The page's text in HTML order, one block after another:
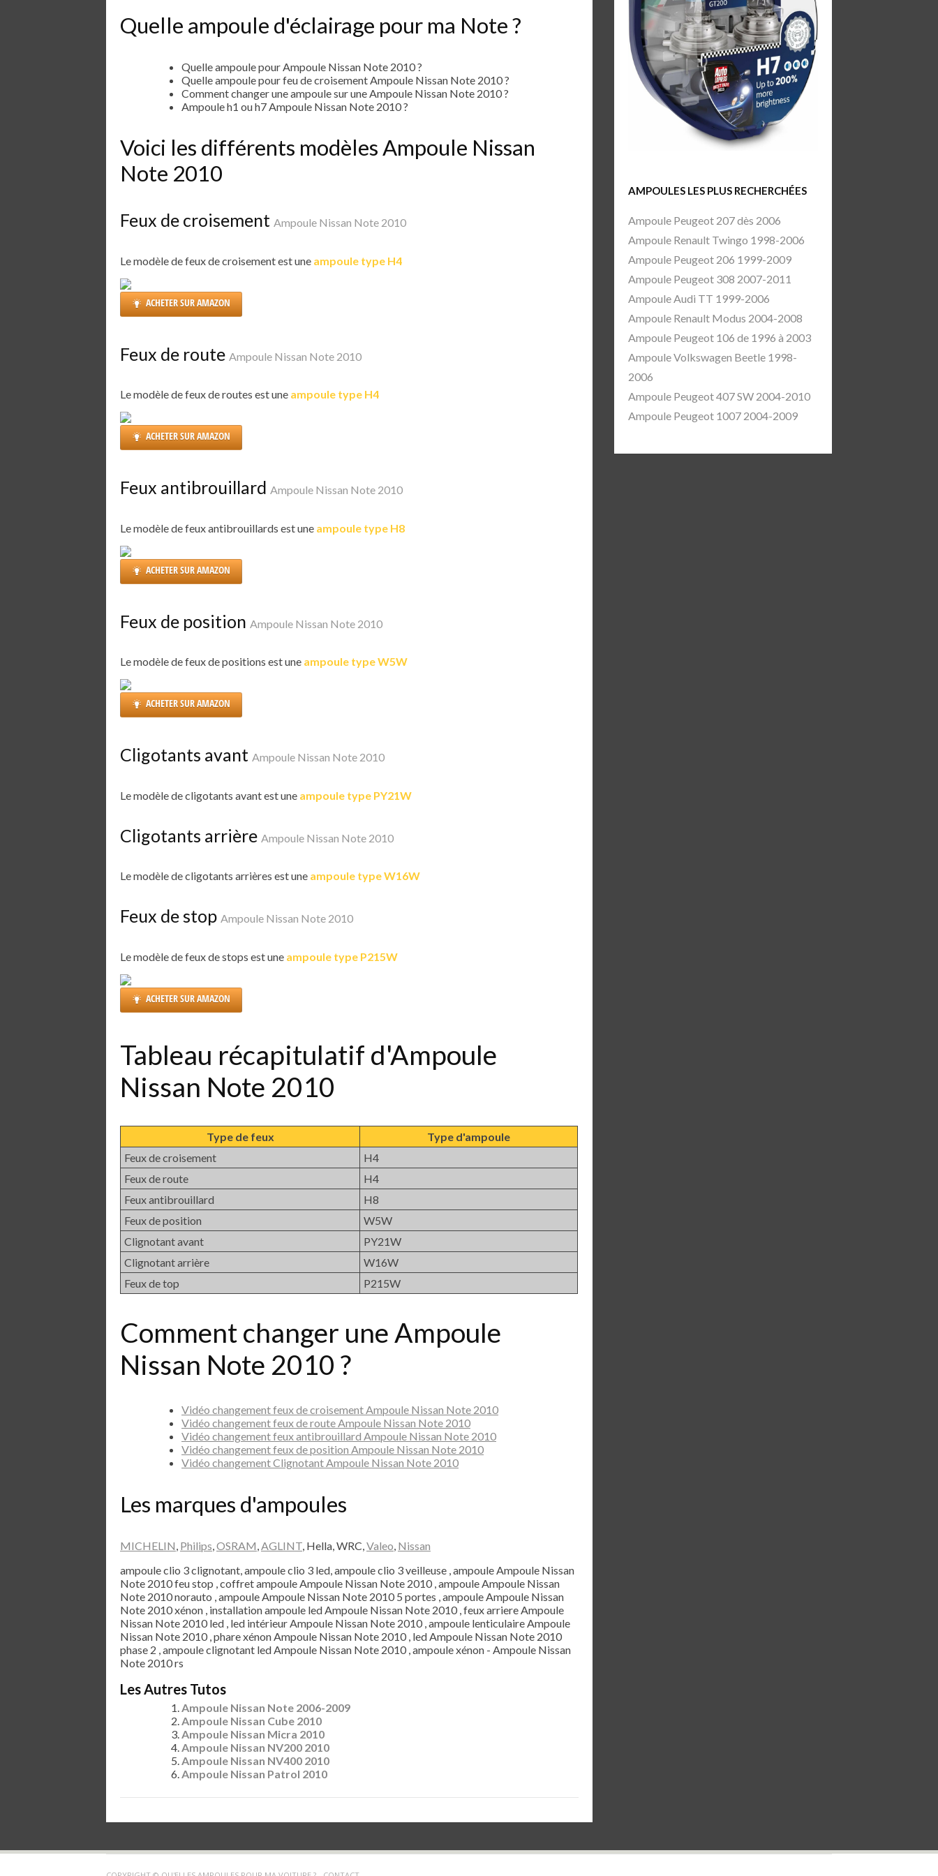
Quelle ampoule d'éclairage pour ma Note ?
Quelle ampoule pour Ampoule Nissan Note 2010 ?
Quelle ampoule pour feu de croisement Ampoule Nissan Note 2010 ?
Comment changer une ampoule sur une Ampoule Nissan Note 2010 ?
Ampoule h1 ou h7 Ampoule Nissan Note 2010 ?
Voici les différents modèles Ampoule Nissan
Note 2010
Feux de croisement Ampoule Nissan Note 2010
Le modèle de feux de croisement est une ampoule type H4
ACHETER SUR AMAZON
Feux de route Ampoule Nissan Note 2010
Le modèle de feux de routes est une ampoule type H4
ACHETER SUR AMAZON
Feux antibrouillard Ampoule Nissan Note 2010
Le modèle de feux antibrouillards est une ampoule type H8
ACHETER SUR AMAZON
Feux de position Ampoule Nissan Note 2010
Le modèle de feux de positions est une ampoule type W5W
ACHETER SUR AMAZON
Cligotants avant Ampoule Nissan Note 2010
Le modèle de cligotants avant est une ampoule type PY21W
Cligotants arrière Ampoule Nissan Note 2010
Le modèle de cligotants arrières est une ampoule type W16W
Feux de stop Ampoule Nissan Note 2010
Le modèle de feux de stops est une ampoule type P215W
ACHETER SUR AMAZON
Tableau récapitulatif d'Ampoule
Nissan Note 2010
Type de feux
Type d'ampoule
Feux de croisement
H4
Feux de route
H4
Feux antibrouillard
H8
Feux de position
W5W
Clignotant avant
PY21W
Clignotant arrière
W16W
Feux de top
P215W
Comment changer une Ampoule
Nissan Note 2010 ?
Vidéo changement feux de croisement Ampoule Nissan Note 2010
Vidéo changement feux de route Ampoule Nissan Note 2010
Vidéo changement feux antibrouillard Ampoule Nissan Note 2010
Vidéo changement feux de position Ampoule Nissan Note 2010
Vidéo changement Clignotant Ampoule Nissan Note 2010
Les marques d'ampoules
MICHELIN, Philips,OSRAM,AGLINT, Hella, WRC,Valeo, Nissan
ampoule clio 3 clignotant, ampoule clio 3 led, ampoule clio 3 veilleuse , ampoule Ampoule Nissan
Note 2010 feu stop , coffret ampoule Ampoule Nissan Note 2010 , ampoule Ampoule Nissan
Note 2010 norauto , ampoule Ampoule Nissan Note 2010 5 portes , ampoule Ampoule Nissan
Note 2010 xénon , installation ampoule led Ampoule Nissan Note 2010 , feux arriere Ampoule
Nissan Note 2010 led , led intérieur Ampoule Nissan Note 2010 , ampoule lenticulaire Ampoule
Nissan Note 2010 , phare xénon Ampoule Nissan Note 2010 , led Ampoule Nissan Note 2010
phase 2 , ampoule clignotant led Ampoule Nissan Note 2010 , ampoule xénon - Ampoule Nissan
Note 2010 rs
Les Autres Tutos
Ampoule Nissan Note 2006-2009
Ampoule Nissan Cube 2010
Ampoule Nissan Micra 2010
Ampoule Nissan NV200 2010
Ampoule Nissan NV400 2010
Ampoule Nissan Patrol 2010
AMPOULES LES PLUS RECHERCHÉES
Ampoule Peugeot 207 dès 2006
Ampoule Renault Twingo 1998-2006
Ampoule Peugeot 206 1999-2009
Ampoule Peugeot 308 2007-2011
Ampoule Audi TT 1999-2006
Ampoule Renault Modus 2004-2008
Ampoule Peugeot 106 de 1996 à 2003
Ampoule Volkswagen Beetle 1998-
2006
Ampoule Peugeot 407 SW 2004-2010
Ampoule Peugeot 1007 2004-2009